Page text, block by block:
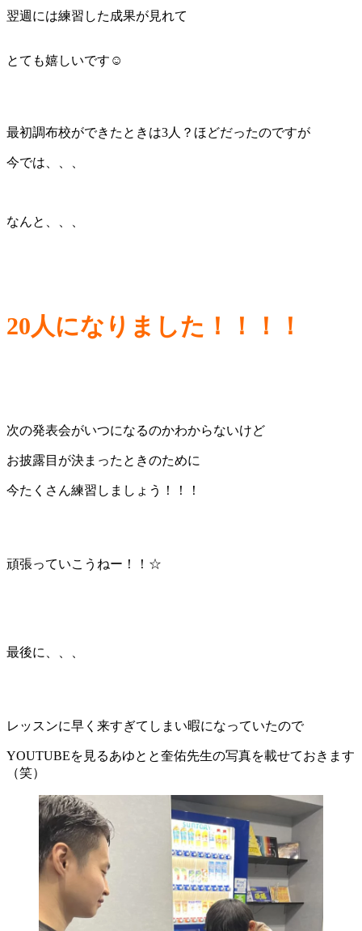
翌週には練習した成果が見れて
とても嬉しいです☺
最初調布校ができたときは3人？ほどだったのですが
今では、、、
なんと、、、
20人になりました！！！！
次の発表会がいつになるのかわからないけど
お披露目が決まったときのために
今たくさん練習しましょう！！！
頑張っていこうねー！！☆
最後に、、、
レッスンに早く来すぎてしまい暇になっていたので
YOUTUBEを見るあゆとと奎佑先生の写真を載せておきます
（笑）